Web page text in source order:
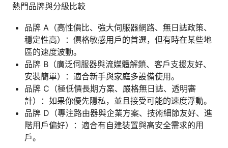
熱門品牌與分級比較
品牌 A（高性價比、強大伺服器網路、無日誌政策、
穩定性高）：價格敏感用戶的首選，但有時在某些地
區的速度波動。
品牌 B（廣泛伺服器與流媒體解鎖、客戶支援友好、
安裝簡單）：適合新手與家庭多設備使用。
品牌 C（極低價長期方案、嚴格無日誌、透明審
計）：如果你優先隱私，並且接受可能的速度浮動。
品牌 D（專注路由器與企業方案、技術細節友好、進
階用戶偏好）：適合有自建裝置與高安全需求的用
戶。